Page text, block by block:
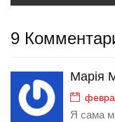
9
Марія
Я сама